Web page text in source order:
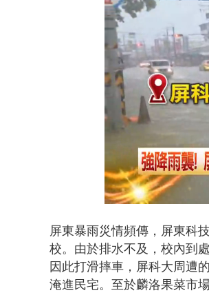
Unmute
屏東暴雨災情頻傳，屏東科
校。由於排水不及，校內到
因此打滑摔車，屏科大周遭
淹進民宅。至於麟洛果菜市